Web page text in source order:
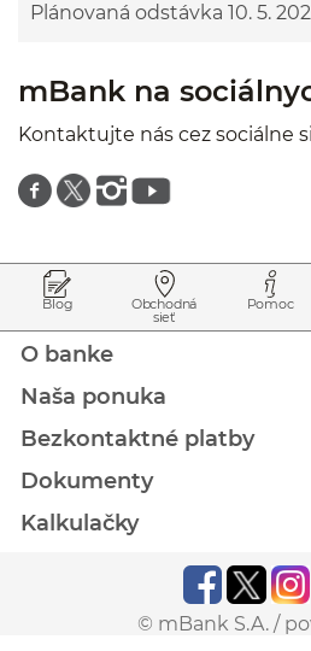
Plánovaná odstávka 10. 5.
mBank na
Kontaktujte nás cez sociálne
Znajdź nas na facebooku
Znajdź nas na twitterze
Znajdź nas na instagramie
Znajdź nas na youtube
Blog Obchodná
sieť
Pomoc
O banke
Naša ponuka
Bezkontaktné platby
Dokumenty
Kalkulačky
© mBank S.A. /